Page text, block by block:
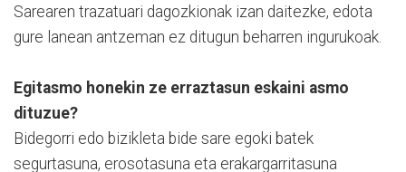
Sarearen trazatuari dagozkionak izan daitezke, edota
gure lanean antzeman ez ditugun beharren ingurukoak.
Egitasmo honekin ze erraztasun eskaini asmo
dituzue?
Bidegorri edo bizikleta bide sare egoki batek
segurtasuna, erosotasuna eta erakargarritasuna